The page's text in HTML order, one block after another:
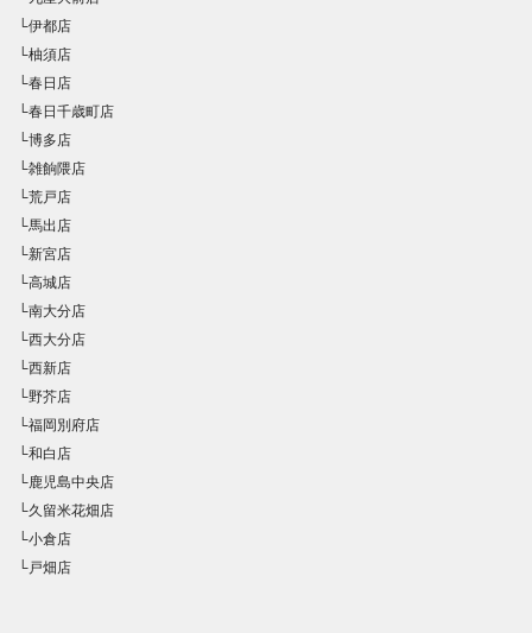
└伊都店
└柚須店
└春日店
└春日千歳町店
└博多店
└雑餉隈店
└荒戸店
└馬出店
└新宮店
└高城店
└南大分店
└西大分店
└西新店
└野芥店
└福岡別府店
└和白店
└鹿児島中央店
└久留米花畑店
└小倉店
└戸畑店